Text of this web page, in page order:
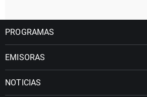
PROGRAMAS
EMISORAS
NOTICIAS